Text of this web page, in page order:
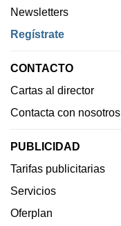
Newsletters
Regístrate
CONTACTO
Cartas al director
Contacta con nosotros
PUBLICIDAD
Tarifas publicitarias
Servicios
Oferplan